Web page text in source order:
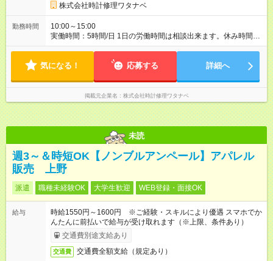
株式会社時計修理ワタナベ
勤務時間
10:00～15:00
実働時間：5時間/日 1日の労働時間は相談出来ます。休み時間は
労働時間に準じます。 正社員雇用も相談にのります。
気になる！ 応募する 詳細へ
掲載元企業名 株式会社時計修理ワタナベ
未読
週3～＆時短OK【ノンブルアンペール】アパレル
販売 上野
派遣 職種未経験OK 大学生歓迎 WEB登録・面接OK
給与
時給1550円～1600円 ※ご経験・スキルにより優遇 スマホでか
んたんに前払いで給与が受け取れます（※上限、条件あり）
交通費別途支給あり
交通費 交通費全額支給（規定あり）